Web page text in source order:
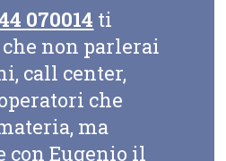
070014 ti
non parlerai
call center,
che
ma
con Eugenio il